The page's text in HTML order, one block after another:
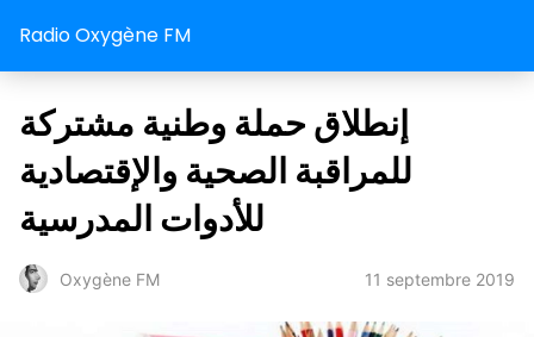
Radio Oxygène FM
إنطلاق حملة وطنية مشتركة
للمراقبة الصحية والإقتصادية
للأدوات المدرسية
Oxygène FM 11 septembre 2019